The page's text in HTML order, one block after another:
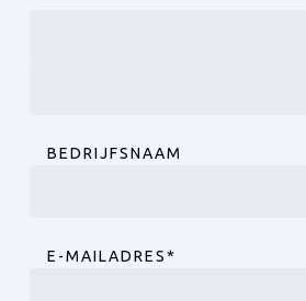
BEDRIJFSNAAM
E-MAILADRES*